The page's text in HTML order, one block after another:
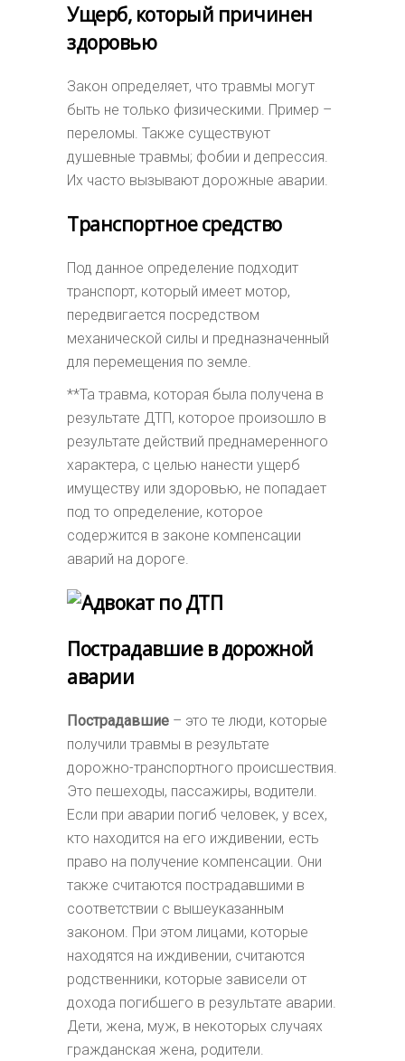
Ущерб, который причинен
здоровью
Закон определяет, что травмы могут
быть не только физическими. Пример –
переломы. Также существуют
душевные травмы; фобии и депрессия.
Их часто вызывают дорожные аварии.
Транспортное средство
Под данное определение подходит
транспорт, который имеет мотор,
передвигается посредством
механической силы и предназначенный
для перемещения по земле.
**Та травма, которая была получена в
результате ДТП, которое произошло в
результате действий преднамеренного
характера, с целью нанести ущерб
имуществу или здоровью, не попадает
под то определение, которое
содержится в законе компенсации
аварий на дороге.
Пострадавшие в дорожной
аварии
Пострадавшие – это те люди, которые
получили травмы в результате
дорожно-транспортного происшествия.
Это пешеходы, пассажиры, водители.
Если при аварии погиб человек, у всех,
кто находится на его иждивении, есть
право на получение компенсации. Они
также считаются пострадавшими в
соответствии с вышеуказанным
законом. При этом лицами, которые
находятся на иждивении, считаются
родственники, которые зависели от
дохода погибшего в результате аварии.
Дети, жена, муж, в некоторых случаях
гражданская жена, родители.